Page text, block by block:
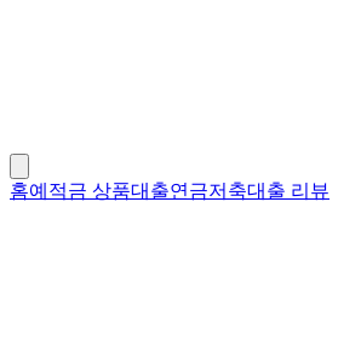
홈예적금 상품대출연금저축대출 리뷰